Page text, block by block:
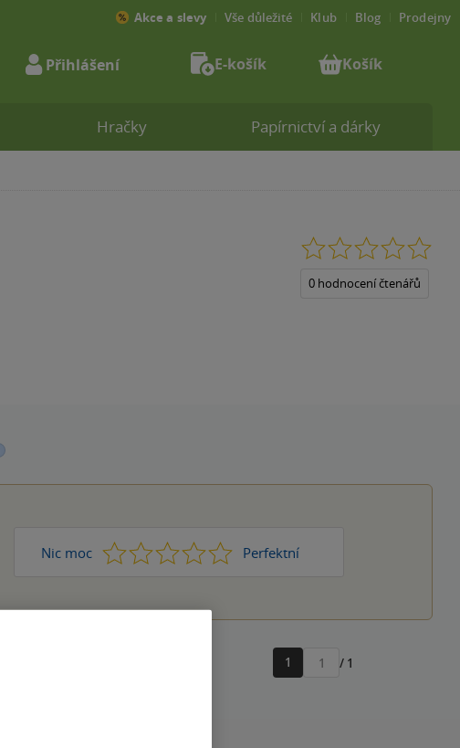
0.0
0 hodnocení čtenářů
Nic moc 1 2 3 4 Perfektní
5
1
Přejít
/ 1
Hračky Papírnictví a dárky
Akce a slevy Vše důležité Klub Blog Prodejny
Přihlášení E-košík Košík